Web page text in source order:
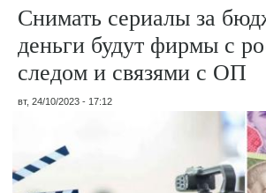
Снимать сериалы за
деньги будут фирмы с
следом и связями с ОП
вт, 24/10/2023 - 17:12